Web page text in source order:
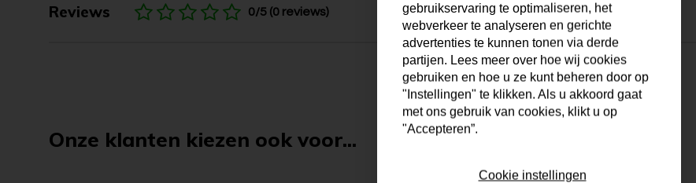
Reviews 0/5 (0 reviews)
Onze klanten kiezen ook voor...
gebruikservaring te optimaliseren, het
webverkeer te analyseren en gerichte
advertenties te kunnen tonen via derde
partijen. Lees meer over hoe wij cookies
gebruiken en hoe u ze kunt beheren door op
"Instellingen" te klikken. Als u akkoord gaat
met ons gebruik van cookies, klikt u op
"Accepteren”.
Cookie instellingen